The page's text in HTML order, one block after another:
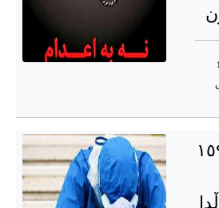
17
١٥٩٠